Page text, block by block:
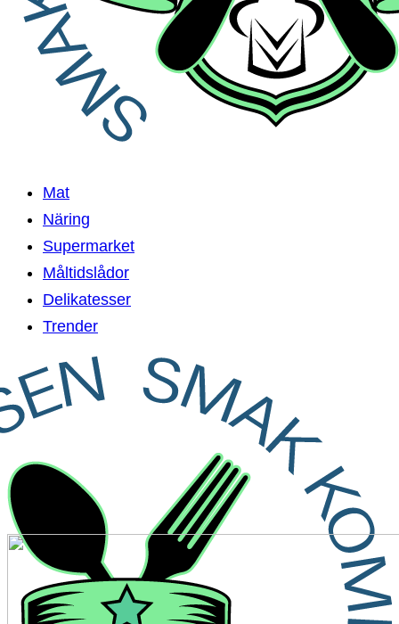
Mat
Näring
Supermarket
Måltidslådor
Delikatesser
Trender